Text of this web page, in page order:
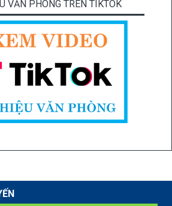
VĂN PHÒNG TRÊN TIKTOK